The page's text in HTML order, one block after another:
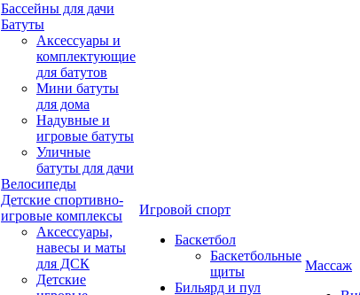
Бассейны для дачи
Батуты
Аксессуары и
комплектующие
для батутов
Мини батуты
для дома
Надувные и
игровые батуты
Уличные
батуты для дачи
Велосипеды
Детские спортивно-
игровые комплексы
Аксессуары,
навесы и маты
для ДСК
Детские
Игровой спорт
Баскетбол
Баскетбольные
щиты
Бильярд и пул
Массаж